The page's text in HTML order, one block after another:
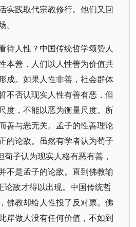
实践取代宗教修行。他们又回
待人性？中国传统哲学颂赞人
本善，人们以人性善为价值共
成。如果人性非善，社会群体
不否认现实人性有善有恶，但
度，不能以恶为衡量尺度。所
善与恶无关。孟子的性善理论
的论敌。虽然有学者认为荀子
荀子认为现实人格有恶有善，
不是孟子的论敌。直到佛教输
论敌才得以出现。中国传统哲
佛教却给人性投了反对票。佛
岸做人没有任何价值，不如到